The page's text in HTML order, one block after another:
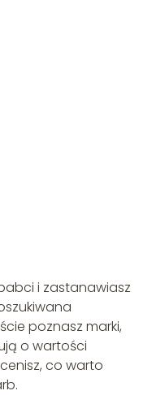
i zastanawiasz
poznasz marki,
o wartości
co warto